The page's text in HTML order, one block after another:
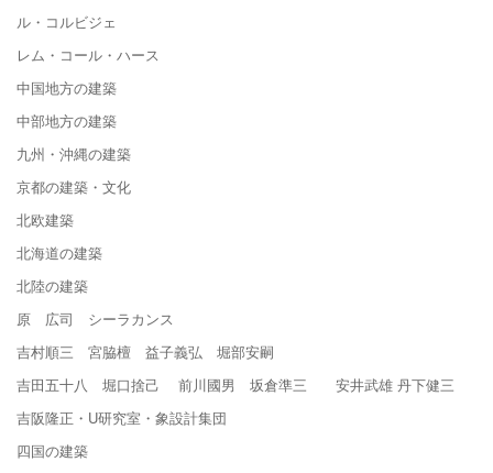
ル・コルビジェ
レム・コール・ハース
中国地方の建築
中部地方の建築
九州・沖縄の建築
京都の建築・文化
北欧建築
北海道の建築
北陸の建築
原 広司 シーラカンス
吉村順三 宮脇檀 益子義弘 堀部安嗣
吉田五十八 堀口捨己 前川國男 坂倉準三 安井武雄 丹下健三
吉阪隆正・U研究室・象設計集団
四国の建築